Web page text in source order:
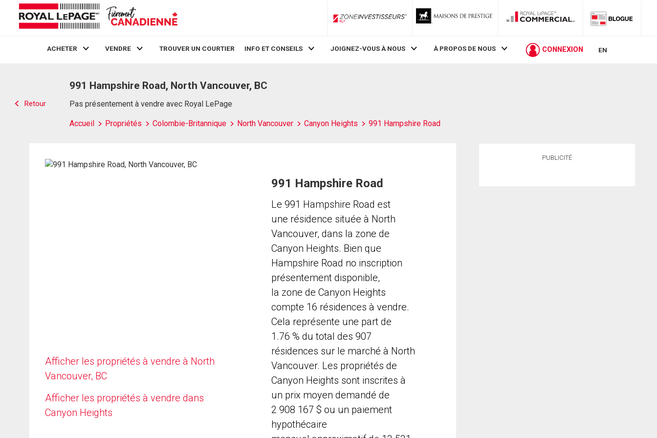
ZoneInvestisseurs RLP
ACHETER VENDRE TROUVER UN COURTIER INFO ET CONSEILS JOIGNEZ-VOUS À NOUS À PROPOS DE NOUS CONNEXION EN
Retour
991 Hampshire Road, North Vancouver, BC
Pas présentement à vendre avec Royal LePage
Accueil Propriétés Colombie-Britannique North Vancouver Canyon Heights 991 Hampshire Road
Afficher les propriétés à vendre à North
Vancouver, BC
Afficher les propriétés à vendre dans
Canyon Heights
991 Hampshire Road
Le 991 Hampshire Road est
une résidence située à North
Vancouver, dans la zone de
Canyon Heights. Bien que
Hampshire Road no inscription
présentement disponible,
la zone de Canyon Heights
compte 16 résidences à vendre.
Cela représente une part de
1.76 % du total des 907
résidences sur le marché à North
Vancouver. Les propriétés de
Canyon Heights sont inscrites à
un prix moyen demandé de
2 908 167 $ ou un paiement
hypothécaire
PUBLICITÉ